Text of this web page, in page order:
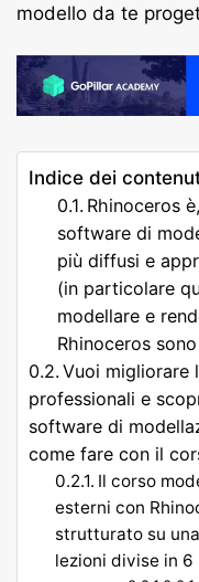
modello da te
Indice dei
Rhinoceros
software di
più diffusi e
(in particolare
modellare e
Rhinoceros
Vuoi migliorare
professionali e
software di
come fare con il
Il corso
esterni con
strutturato su
lezioni divise in 6